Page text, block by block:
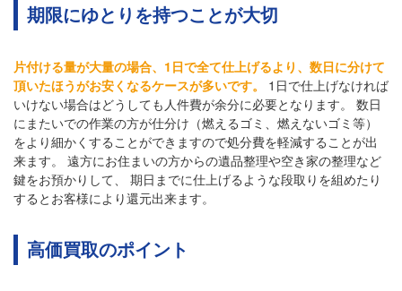
期限にゆとりを持つことが大切
片付ける量が大量の場合、1日で全て仕上げるより、数日に分けて
頂いたほうがお安くなるケースが多いです。
1日で仕上げなければ
いけない場合はどうしても人件費が余分に必要となります。 数日
にまたいでの作業の方が仕分け（燃えるゴミ、燃えないゴミ等）
をより細かくすることができますので処分費を軽減することが出
来ます。 遠方にお住まいの方からの遺品整理や空き家の整理など
鍵をお預かりして、 期日までに仕上げるような段取りを組めたり
するとお客様により還元出来ます。
高価買取のポイント